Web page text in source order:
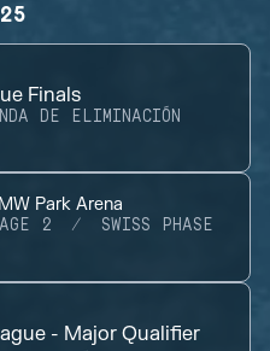
Finals
DE ELIMINACIÓN
Park Arena
2 SWISS PHASE
- Major Qualifier